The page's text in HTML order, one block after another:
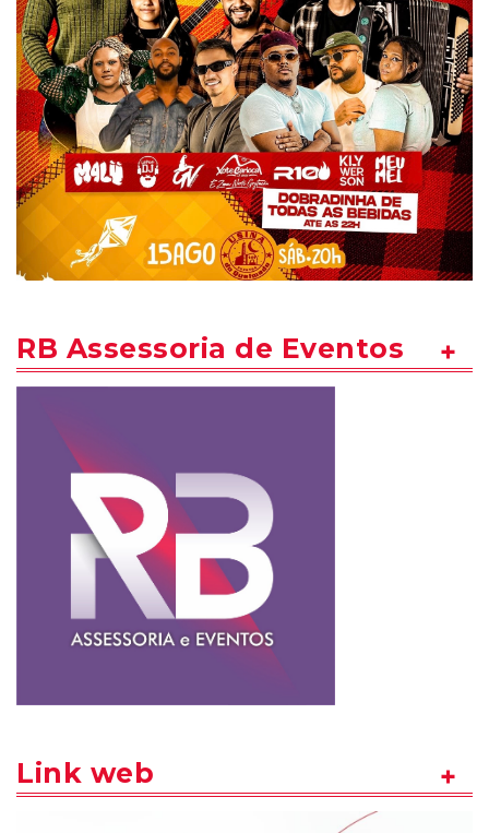
RB Assessoria de Eventos
Link web